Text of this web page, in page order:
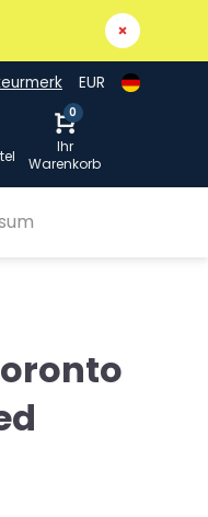
EUR
0
Ihr
Warenkorb